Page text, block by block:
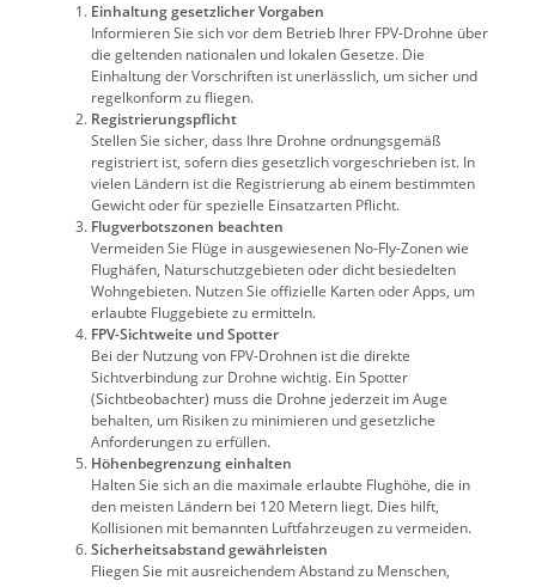
Einhaltung gesetzlicher Vorgaben
Informieren Sie sich vor dem Betrieb Ihrer FPV-Drohne über
die geltenden nationalen und lokalen Gesetze. Die
Einhaltung der Vorschriften ist unerlässlich, um sicher und
regelkonform zu fliegen.
Registrierungspflicht
Stellen Sie sicher, dass Ihre Drohne ordnungsgemäß
registriert ist, sofern dies gesetzlich vorgeschrieben ist. In
vielen Ländern ist die Registrierung ab einem bestimmten
Gewicht oder für spezielle Einsatzarten Pflicht.
Flugverbotszonen beachten
Vermeiden Sie Flüge in ausgewiesenen No-Fly-Zonen wie
Flughäfen, Naturschutzgebieten oder dicht besiedelten
Wohngebieten. Nutzen Sie offizielle Karten oder Apps, um
erlaubte Fluggebiete zu ermitteln.
FPV-Sichtweite und Spotter
Bei der Nutzung von FPV-Drohnen ist die direkte
Sichtverbindung zur Drohne wichtig. Ein Spotter
(Sichtbeobachter) muss die Drohne jederzeit im Auge
behalten, um Risiken zu minimieren und gesetzliche
Anforderungen zu erfüllen.
Höhenbegrenzung einhalten
Halten Sie sich an die maximale erlaubte Flughöhe, die in
den meisten Ländern bei 120 Metern liegt. Dies hilft,
Kollisionen mit bemannten Luftfahrzeugen zu vermeiden.
Sicherheitsabstand gewährleisten
Fliegen Sie mit ausreichendem Abstand zu Menschen,